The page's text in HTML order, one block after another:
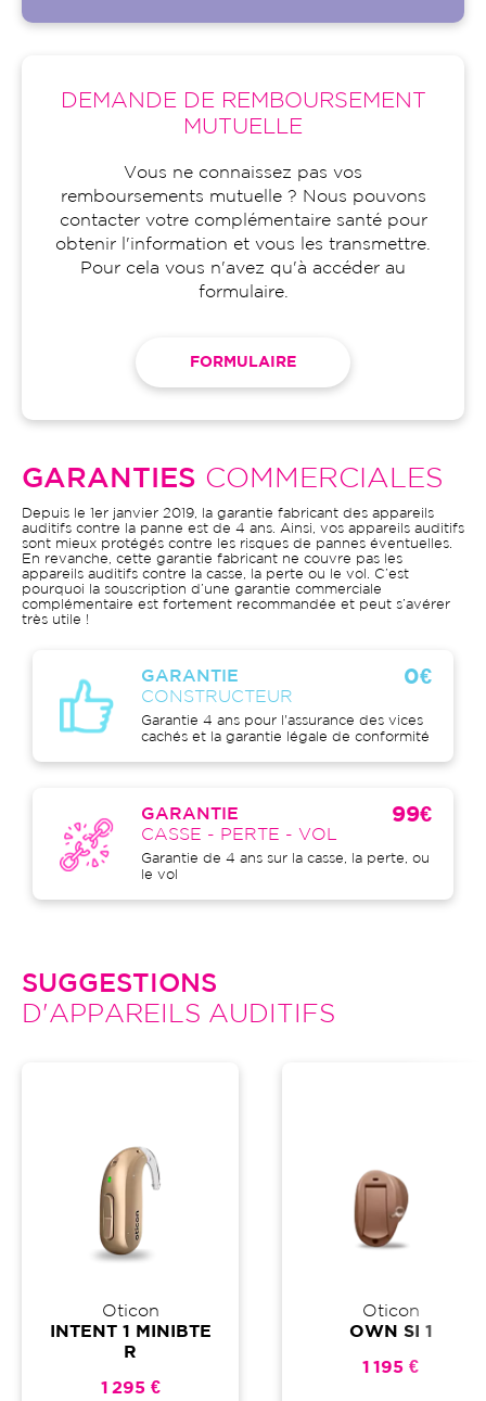
DEMANDE DE REMBOURSEMENT
MUTUELLE
Vous ne connaissez pas vos
remboursements mutuelle ? Nous pouvons
contacter votre complémentaire santé pour
obtenir l'information et vous les transmettre.
Pour cela vous n'avez qu'à accéder au
formulaire.
FORMULAIRE
GARANTIES COMMERCIALES
Depuis le 1er janvier 2019, la garantie fabricant des appareils
auditifs contre la panne est de 4 ans. Ainsi, vos appareils auditifs
sont mieux protégés contre les risques de pannes éventuelles.
En revanche, cette garantie fabricant ne couvre pas les
appareils auditifs contre la casse, la perte ou le vol. C’est
pourquoi la souscription d’une garantie commerciale
complémentaire est fortement recommandée et peut s’avérer
très utile !
GARANTIE
CONSTRUCTEUR
0€
Garantie 4 ans pour l'assurance des vices
cachés et la garantie légale de conformité
GARANTIE
CASSE - PERTE - VOL
99€
Garantie de 4 ans sur la casse, la perte, ou
le vol
SUGGESTIONS
D'APPAREILS AUDITIFS
Oticon
INTENT 1 MINIBTE
R
1 295 €
Oticon
OWN SI 1
1 195 €